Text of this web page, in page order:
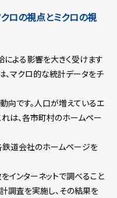
ロの視点とミクロの視
による影響を大きく受けます
、マクロ的な統計データをチ
向です。人口が増えているエ
れは、各市町村のホームペー
鉄道会社のホームページを
インターネットで調べること
調査を実施し、その結果を